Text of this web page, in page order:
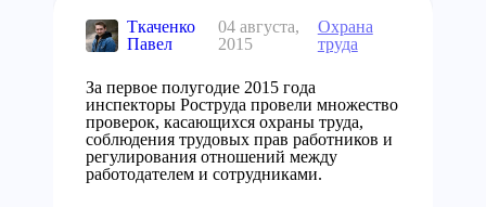
Ткаченко
Павел
04 августа,
2015
Охрана
труда
За первое полугодие 2015 года
инспекторы Роструда провели множество
проверок, касающихся охраны труда,
соблюдения трудовых прав работников и
регулирования отношений между
работодателем и сотрудниками.